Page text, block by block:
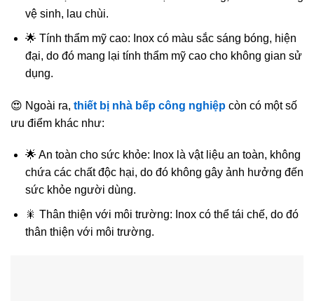
vệ sinh, lau chùi.
🌟 Tính thẩm mỹ cao: Inox có màu sắc sáng bóng, hiện
đại, do đó mang lại tính thẩm mỹ cao cho không gian sử
dụng.
😍 Ngoài ra, thiết bị nhà bếp công nghiệp còn có một số
ưu điểm khác như:
🌟 An toàn cho sức khỏe: Inox là vật liệu an toàn, không
chứa các chất độc hại, do đó không gây ảnh hưởng đến
sức khỏe người dùng.
🎇 Thân thiện với môi trường: Inox có thể tái chế, do đó
thân thiện với môi trường.